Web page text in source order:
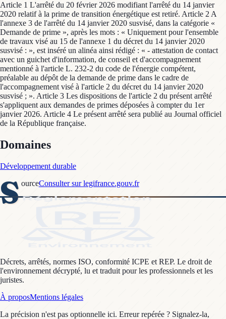
Article 1 L'arrêté du 20 février 2026 modifiant l'arrêté du 14 janvier
2020 relatif à la prime de transition énergétique est retiré. Article 2 A
l'annexe 3 de l'arrêté du 14 janvier 2020 susvisé, dans la catégorie «
Demande de prime », après les mots : « Uniquement pour l'ensemble
de travaux visé au 15 de l'annexe 1 du décret du 14 janvier 2020
susvisé : », est inséré un alinéa ainsi rédigé : « - attestation de contact
avec un guichet d'information, de conseil et d'accompagnement
mentionné à l'article L. 232-2 du code de l'énergie compétent,
préalable au dépôt de la demande de prime dans le cadre de
l'accompagnement visé à l'article 2 du décret du 14 janvier 2020
susvisé ; ». Article 3 Les dispositions de l'article 2 du présent arrêté
s'appliquent aux demandes de primes déposées à compter du 1er
janvier 2026. Article 4 Le présent arrêté sera publié au Journal officiel
de la République française.
Domaines
Développement durable
S ourceConsulter sur legifrance.gouv.fr
Décrets, arrêtés, normes ISO, conformité ICPE et REP. Le droit de
l'environnement décrypté, lu et traduit pour les professionnels et les
juristes.
À proposMentions légales
La précision n'est pas optionnelle ici. Erreur repérée ? Signalez-la,